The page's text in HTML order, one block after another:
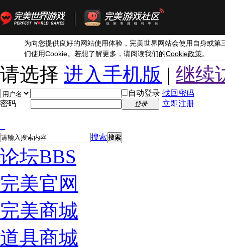
为向您提供良好的网站使用体验，完美世界网站会使用自身或第
们使用Cookie。若想了解更多，请阅读我们的Cookie政策。
请选择 进入手机版 | 继续
自动登录 找回密码
密码
登录 立即注册
搜索 搜索
论坛BBS
完美官网
完美商城
道具商城